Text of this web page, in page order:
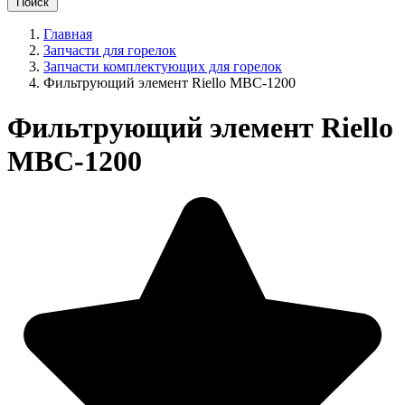
Главная
Запчасти для горелок
Запчасти комплектующих для горелок
Фильтрующий элемент Riello MBC-1200
Фильтрующий элемент Riello
MBC-1200